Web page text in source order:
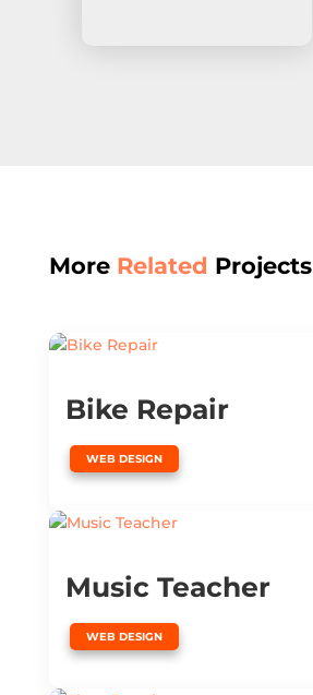
More Related Projects
Bike Repair
WEB DESIGN
Music Teacher
WEB DESIGN